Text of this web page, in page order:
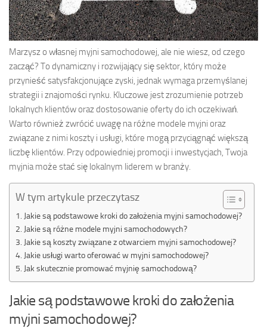
Marzysz o własnej myjni samochodowej, ale nie wiesz, od czego
zacząć? To dynamiczny i rozwijający się sektor, który może
przynieść satysfakcjonujące zyski, jednak wymaga przemyślanej
strategii i znajomości rynku. Kluczowe jest zrozumienie potrzeb
lokalnych klientów oraz dostosowanie oferty do ich oczekiwań.
Warto również zwrócić uwagę na różne modele myjni oraz
związane z nimi koszty i usługi, które mogą przyciągnąć większą
liczbę klientów. Przy odpowiedniej promocji i inwestycjach, Twoja
myjnia może stać się lokalnym liderem w branży.
W tym artykule przeczytasz
Jakie są podstawowe kroki do założenia myjni samochodowej?
Jakie są różne modele myjni samochodowych?
Jakie są koszty związane z otwarciem myjni samochodowej?
Jakie usługi warto oferować w myjni samochodowej?
Jak skutecznie promować myjnię samochodową?
Jakie są podstawowe kroki do założenia
myjni samochodowej?